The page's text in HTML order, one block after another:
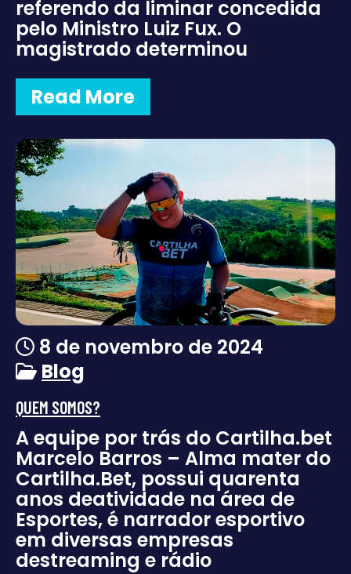
referendo da liminar concedida
pelo Ministro Luiz Fux. O
magistrado determinou
Read More
8 de novembro de 2024
Blog
QUEM SOMOS?
A equipe por trás do Cartilha.bet
Marcelo Barros – Alma mater do
Cartilha.Bet, possui quarenta
anos deatividade na área de
Esportes, é narrador esportivo
em diversas empresas
destreaming e rádio